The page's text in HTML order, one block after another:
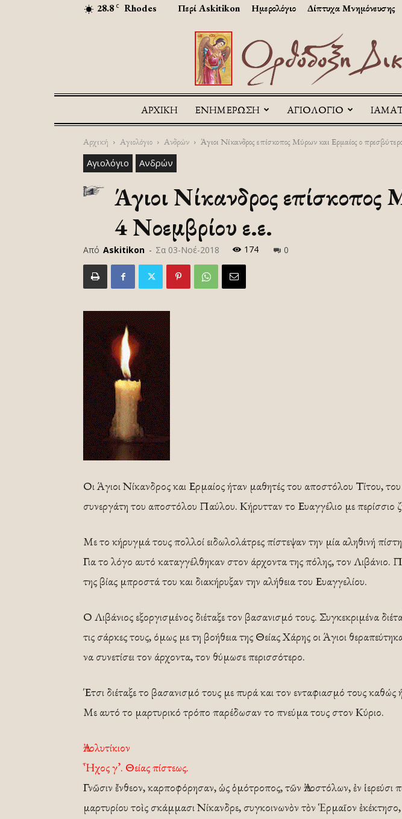
28.8 C Rhodes Περί Askitikon Ημερολόγιο Δίπτυχα Μνημόνευσης
ΑΡΧΙΚΉ ΕΝΗΜΕΡΩΣΗ ΑΓΙΟΛΟΓΙΟ
Αρχική Αγιολόγιο Ανδρών Άγιοι Νίκανδρος επίσκοπος Μύρων και Ερμαίος ο
Αγιολόγιο Ανδρών
Άγιοι Νίκανδρος επίσκοπος
4 Νοεμβρίου ε.ε.
Από Askitikon - Σα 03-Νοέ-2018 174 0
Οι Άγιοι Νίκανδρος και Ερμαίος ήταν μαθητές του αποστόλου Τίτου,
συνεργάτη του αποστόλου Παύλου. Κήρυτταν το Ευαγγέλιο με περίσσιο
Με το κήρυγμά τους πολλοί ειδωλολάτρες πίστεψαν την μία αληθινή
Για το λόγο αυτό καταγγέλθηκαν στον άρχοντα της πόλης, τον Λιβάνιο.
της βίας μπροστά του και διακήρυξαν την αλήθεια του Ευαγγελίου.
Ο Λιβάνιος εξοργισμένος διέταξε τον βασανισμό τους. Συγκεκριμένα
τις σάρκες τους, όμως με τη βοήθεια της Θείας Χάρης οι Άγιοι
να συνετίσει τον άρχοντα, τον θύμωσε περισσότερο.
Έτσι διέταξε το βασανισμό τους με πυρά και τον ενταφιασμό τους καθώς
Με αυτό το μαρτυρικό τρόπο παρέδωσαν το πνεύμα τους στον Κύριο.
Ἀπολυτίκιον
Ἦχος γ’. Θείας πίστεως.
Γνῶσιν ἔνθεον, καρποφόρησαν, ὡς ὁμότροπος, τῶν Ἀποστόλων, ἐν ἱερεύσι
μαρτυρίου τοὶς σκάμμασι Νίκανδρε, συγκοινωνὸν τὸν Ἑρμαῖον